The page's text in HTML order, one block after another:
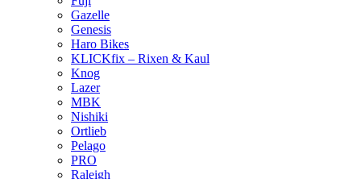
Gazelle
Genesis
Haro Bikes
KLICKfix – Rixen & Kaul
Knog
Lazer
MBK
Nishiki
Ortlieb
Pelago
PRO
Raleigh